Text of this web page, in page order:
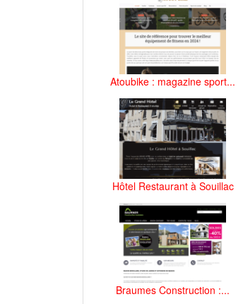
Atoubike : magazine sport...
Hôtel Restaurant à Souillac
Braumes Construction :...